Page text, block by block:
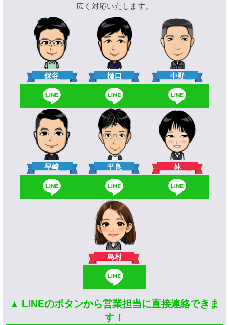
広く対応いたします。
保谷 樋口 中野
早崎 平良 林
島村
▲ LINEのボタンから営業担当に直接連絡できま
す！